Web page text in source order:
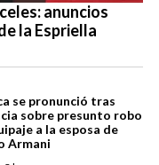
anuncios
la Espriella
se pronunció tras
sobre presunto robo
a la esposa de
Armani